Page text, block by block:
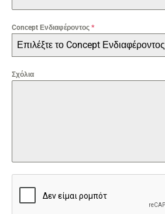
Concept Ενδιαφέροντος *
Επιλέξτε το Concept Ενδιαφέροντος
Σχόλια